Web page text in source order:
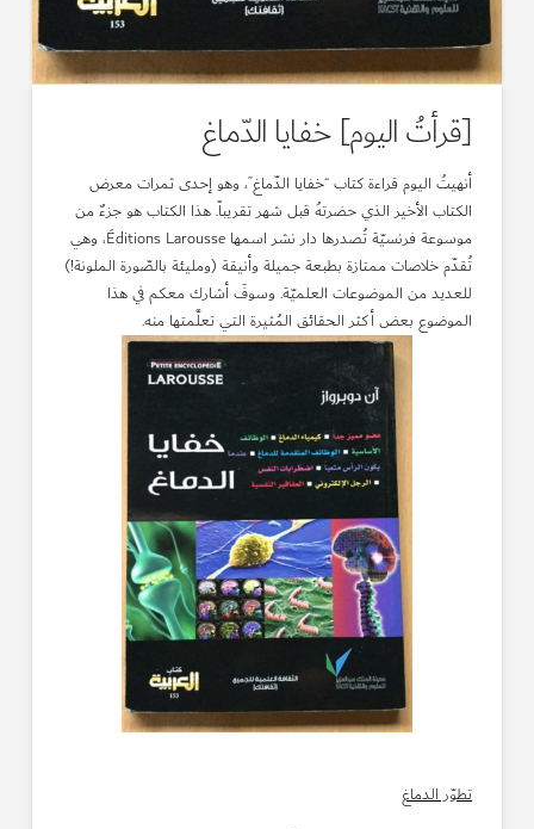
[قرأتُ اليوم] خفايا الدّماغ
أنهيتُ اليوم قراءة كتاب “خفايا الدّماغ”، وهو إحدى ثمرات معرض
الكتاب الأخير الذي حضرتهُ قبل شهر تقريباً. هذا الكتاب هو جزءٌ من
موسوعة فرنسيّة تُصدرها دار نشر اسمها Éditions Larousse، وهي
تُقدّم خلاصات ممتازة بطبعة جميلة وأنيقة (ومليئة بالصّورة الملونة!)
للعديد من الموضوعات العلميّة. وسوفَ أشارك معكم في هذا
الموضوع بعض أكثر الحقائق المُثيرة التي تعلَّمتها منه.
تطوّر الدماغ